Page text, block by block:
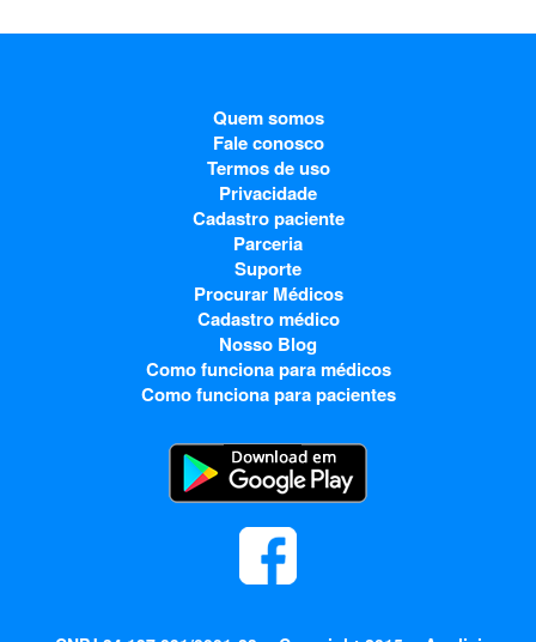
Quem somos
Fale conosco
Termos de uso
Privacidade
Cadastro paciente
Parceria
Suporte
Procurar Médicos
Cadastro médico
Nosso Blog
Como funciona para médicos
Como funciona para pacientes